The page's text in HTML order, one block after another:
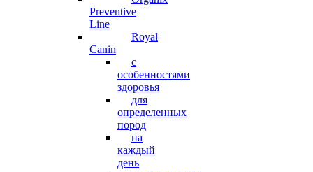
Preventive
Line
Royal
Canin
с
особенностями
здоровья
для
определенных
пород
на
каждый
день